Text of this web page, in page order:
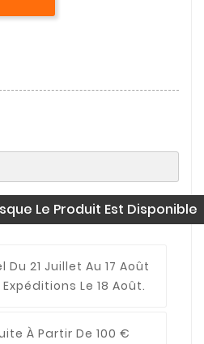
Le Produit Est Disponible
Du 21 Juillet Au 17 Août
Le 18 Août.
À Partir De 100 €